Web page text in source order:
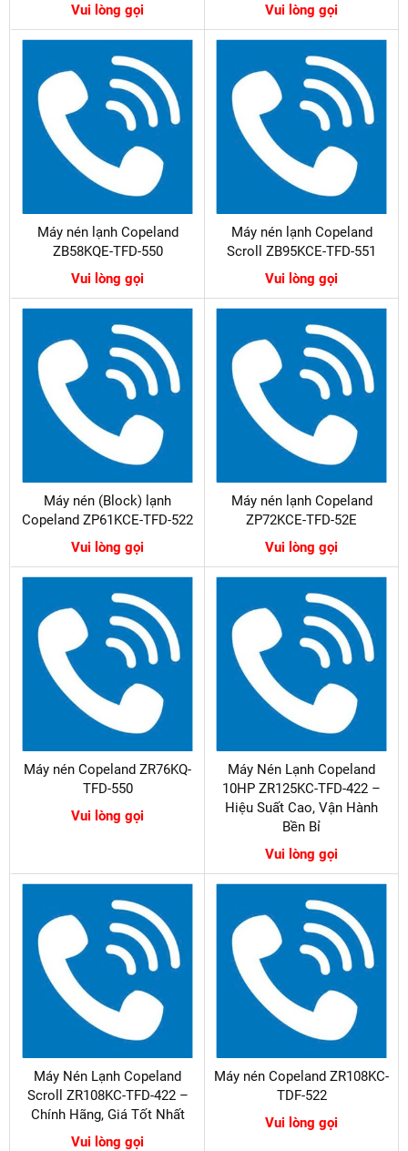
Vui lòng gọi Vui lòng gọi
Máy nén lạnh Copeland
ZB58KQE-TFD-550
Vui lòng gọi
Máy nén lạnh Copeland
Scroll ZB95KCE-TFD-551
Vui lòng gọi
Máy nén (Block) lạnh
Copeland ZP61KCE-TFD-522
Vui lòng gọi
Máy nén lạnh Copeland
ZP72KCE-TFD-52E
Vui lòng gọi
Máy nén Copeland ZR76KQ-
TFD-550
Vui lòng gọi
Máy Nén Lạnh Copeland
10HP ZR125KC-TFD-422 –
Hiệu Suất Cao, Vận Hành
Bền Bỉ
Vui lòng gọi
Máy Nén Lạnh Copeland
Scroll ZR108KC-TFD-422 –
Chính Hãng, Giá Tốt Nhất
Vui lòng gọi
Máy nén Copeland ZR108KC-
TDF-522
Vui lòng gọi